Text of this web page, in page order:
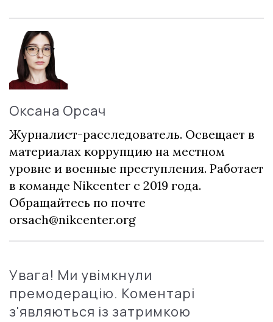
Оксана Орсач
Журналист-расследователь. Освещает в
материалах коррупцию на местном
уровне и военные преступления. Работает
в команде Nikcenter с 2019 года.
Обращайтесь по почте
orsach@nikcenter.org
Увага! Ми увімкнули
премодерацію. Коментарі
з'являються із затримкою